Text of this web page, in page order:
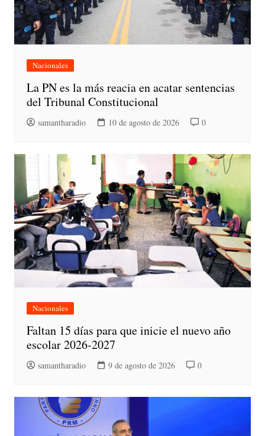
Nacionales
La PN es la más reacia en acatar sentencias
del Tribunal Constitucional
samantharadio 10 de agosto de 2026 0
Nacionales
Faltan 15 días para que inicie el nuevo año
escolar 2026-2027
samantharadio 9 de agosto de 2026 0